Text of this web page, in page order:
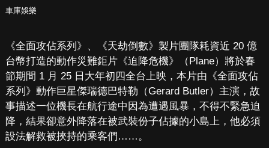
車庫娛樂
《全面攻佔系列》、《天劫倒數》製片團隊耗資近 20 億
台幣打造的動作災難鉅片《迫降危機》（Plane）將於春
節期間 1 月 25 日大年初四全台上映，本片由《全面攻佔
系列》動作巨星傑瑞德巴特勒（Gerard Butler）主演，故
事描述一位機長在航行途中因為遭遇風暴，不得不緊急迫
降，結果卻意外降落在被武裝份子佔據的小島上，他必須
設法解救被挾持的乘客們……。